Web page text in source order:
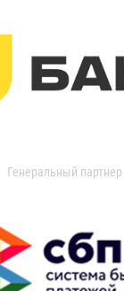
Генеральный партнер